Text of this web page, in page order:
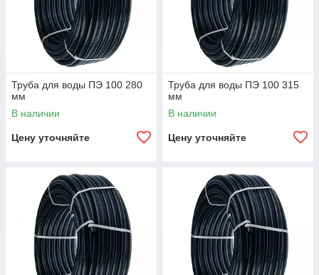
Труба для воды ПЭ 100 280
мм
В наличии
Цену уточняйте
Труба для воды ПЭ 100 315
мм
В наличии
Цену уточняйте